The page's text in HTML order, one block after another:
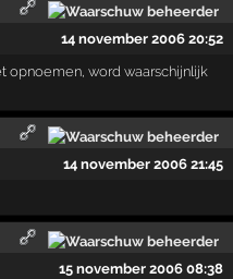
14 november 2006 20:52
opnoemen, word waarschijnlijk
14 november 2006 21:45
15 november 2006 08:38